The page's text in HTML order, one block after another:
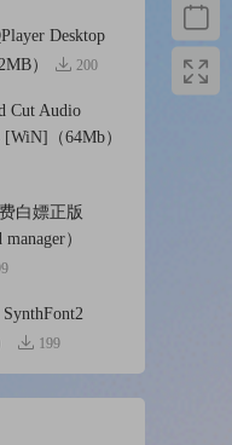
Desktop
）
200
Cut Audio
[WiN]（64Mb）
白嫖正版
）
199